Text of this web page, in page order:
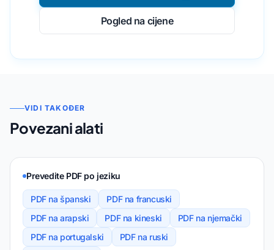
Pogled na cijene
VIDI TAKOĐER
Povezani alati
Prevedite PDF po jeziku
PDF na španski
PDF na francuski
PDF na arapski
PDF na kineski
PDF na njemački
PDF na portugalski
PDF na ruski